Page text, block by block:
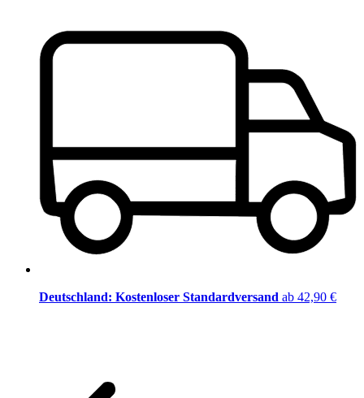
Deutschland: Kostenloser Standardversand ab 42,90 €